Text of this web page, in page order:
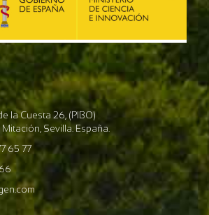
la Cuesta 26, (PIBO)
Sevilla. España.
65 77